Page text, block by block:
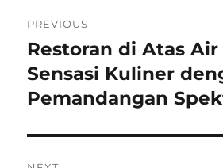
navigation
PREVIOUS
Previous
post:
Restoran di Atas
Sensasi Kuliner
Pemandangan